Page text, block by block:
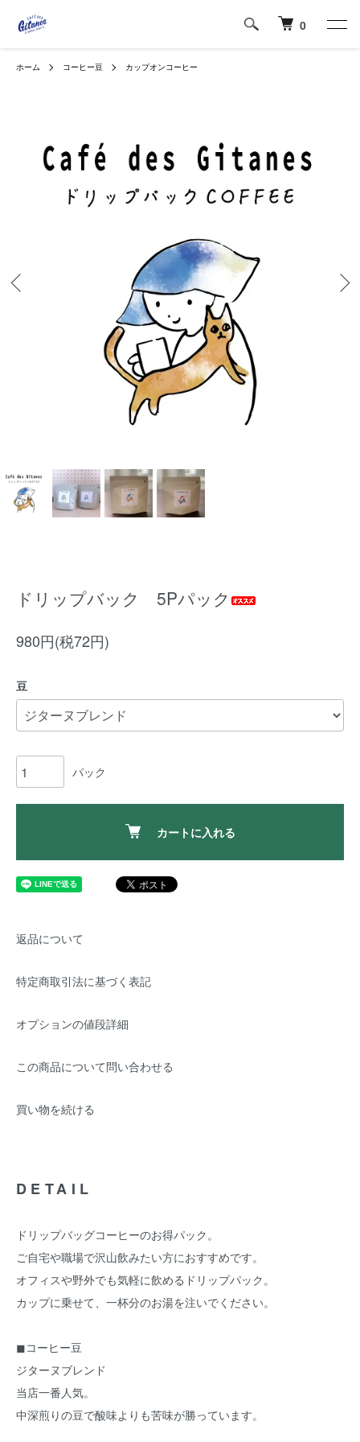
0
ホーム コーヒー豆 カップオンコーヒー
ドリップバック 5Pパック
980円(税72円)
豆
パック
カートに入れる
返品について
特定商取引法に基づく表記
オプションの値段詳細
この商品について問い合わせる
買い物を続ける
DETAIL
ドリップバッグコーヒーのお得パック。
ご自宅や職場で沢山飲みたい方におすすめです。
オフィスや野外でも気軽に飲めるドリップパック。
カップに乗せて、一杯分のお湯を注いでください。
◼︎コーヒー豆
ジターヌブレンド
当店一番人気。
中深煎りの豆で酸味よりも苦味が勝っています。